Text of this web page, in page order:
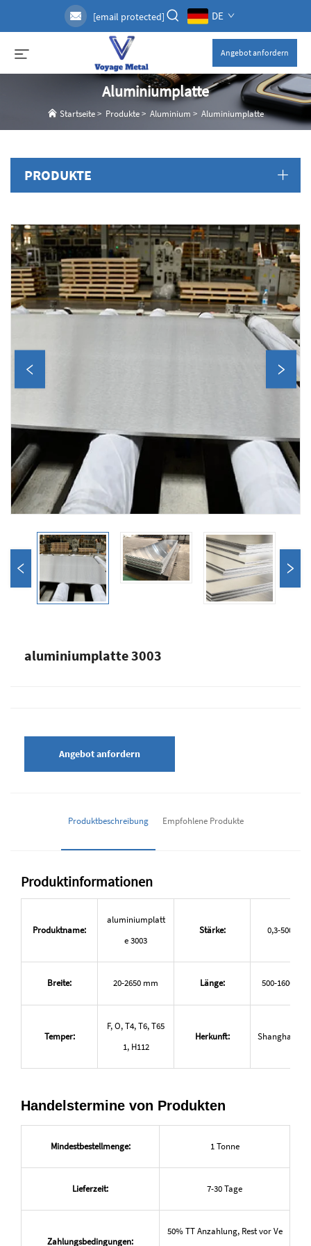
[email protected] DE
Angebot anfordern
Aluminiumplatte
Startseite> Produkte> Aluminium > Aluminiumplatte
PRODUKTE
aluminiumplatte 3003
Angebot anfordern
Produktbeschreibung Empfohlene Produkte
Produktinformationen
Produktname:
aluminiumplatt
e 3003
Stärke: 0,3-500 mm
Breite: 20-2650 mm Länge: 500-16000
Temper:
F, O, T4, T6, T65
1, H112
Herkunft: Shanghai,
Handelstermine von Produkten
Mindestbestellmenge: 1 Tonne
Lieferzeit: 7-30 Tage
Zahlungsbedingungen:
50% TT Anzahlung, Rest vor Ve